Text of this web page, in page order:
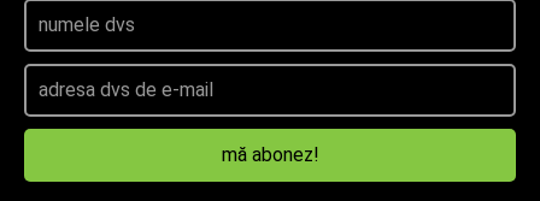
mă abonez!